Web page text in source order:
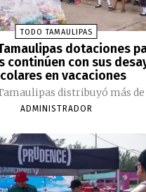
TODO TAMAULIPAS
dotaciones
continúen con sus
en vacaciones
distribuyó más de
ADMINISTRADOR